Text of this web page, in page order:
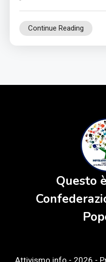
Continue Reading
Questo
Attivismo.info - 2026 -